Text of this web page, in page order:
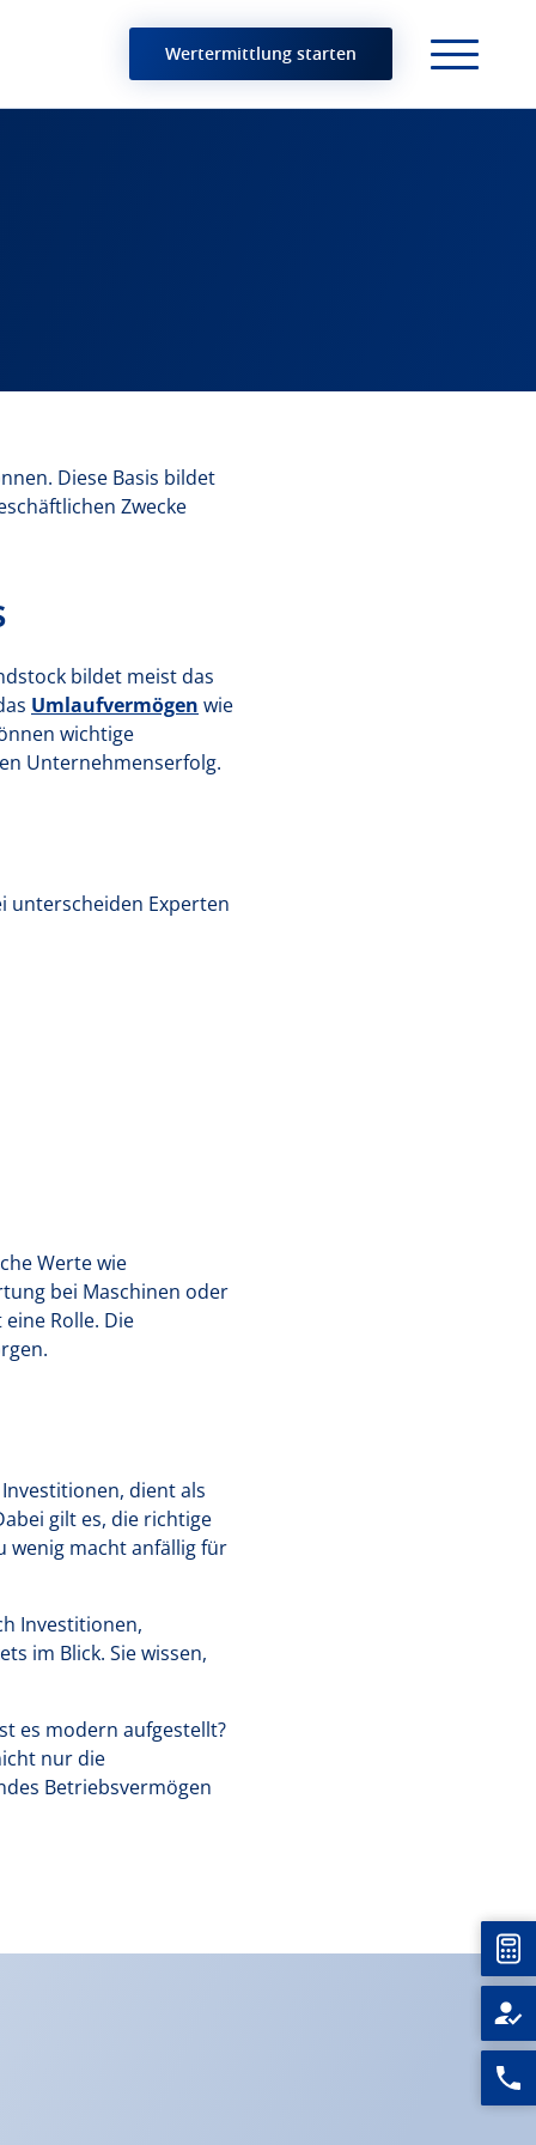
Wertermittlung starten
Diese Basis bildet
Zwecke
bildet meist das
Umlaufvermögen wie
wichtige
Unternehmenserfolg.
unterscheiden Experten
Werte wie
bei Maschinen oder
Rolle. Die
dient als
gilt es, die richtige
wenig macht anfällig für
Investitionen,
im Blick. Sie wissen,
es modern aufgestellt?
nur die
Betriebsvermögen